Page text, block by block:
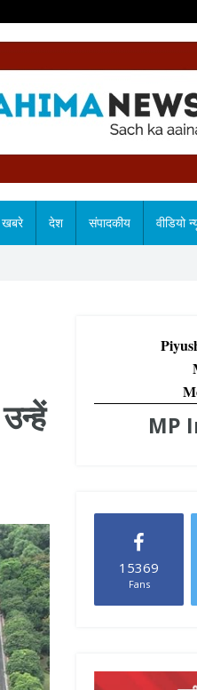
देश संपादकीय वीडियो
MP
15369
Fans